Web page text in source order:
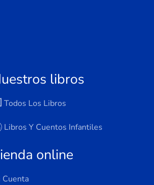
libros
Todos Los Libros
Libros Y Cuentos Infantiles
online
Cuenta